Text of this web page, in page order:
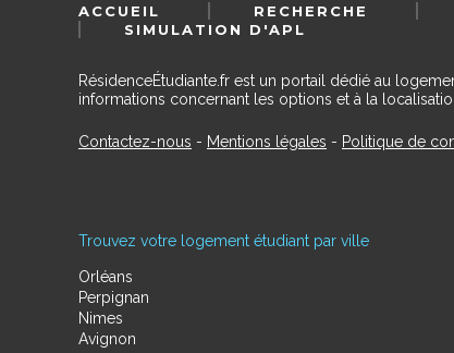
ACCUEIL RECHERCHE
SIMULATION D'APL
RésidenceÉtudiante.fr est un portail dédié au
informations concernant les options et à la
Contactez-nous - Mentions légales - Politique de
Trouvez votre logement étudiant par ville
Orléans
Perpignan
Nimes
Avignon